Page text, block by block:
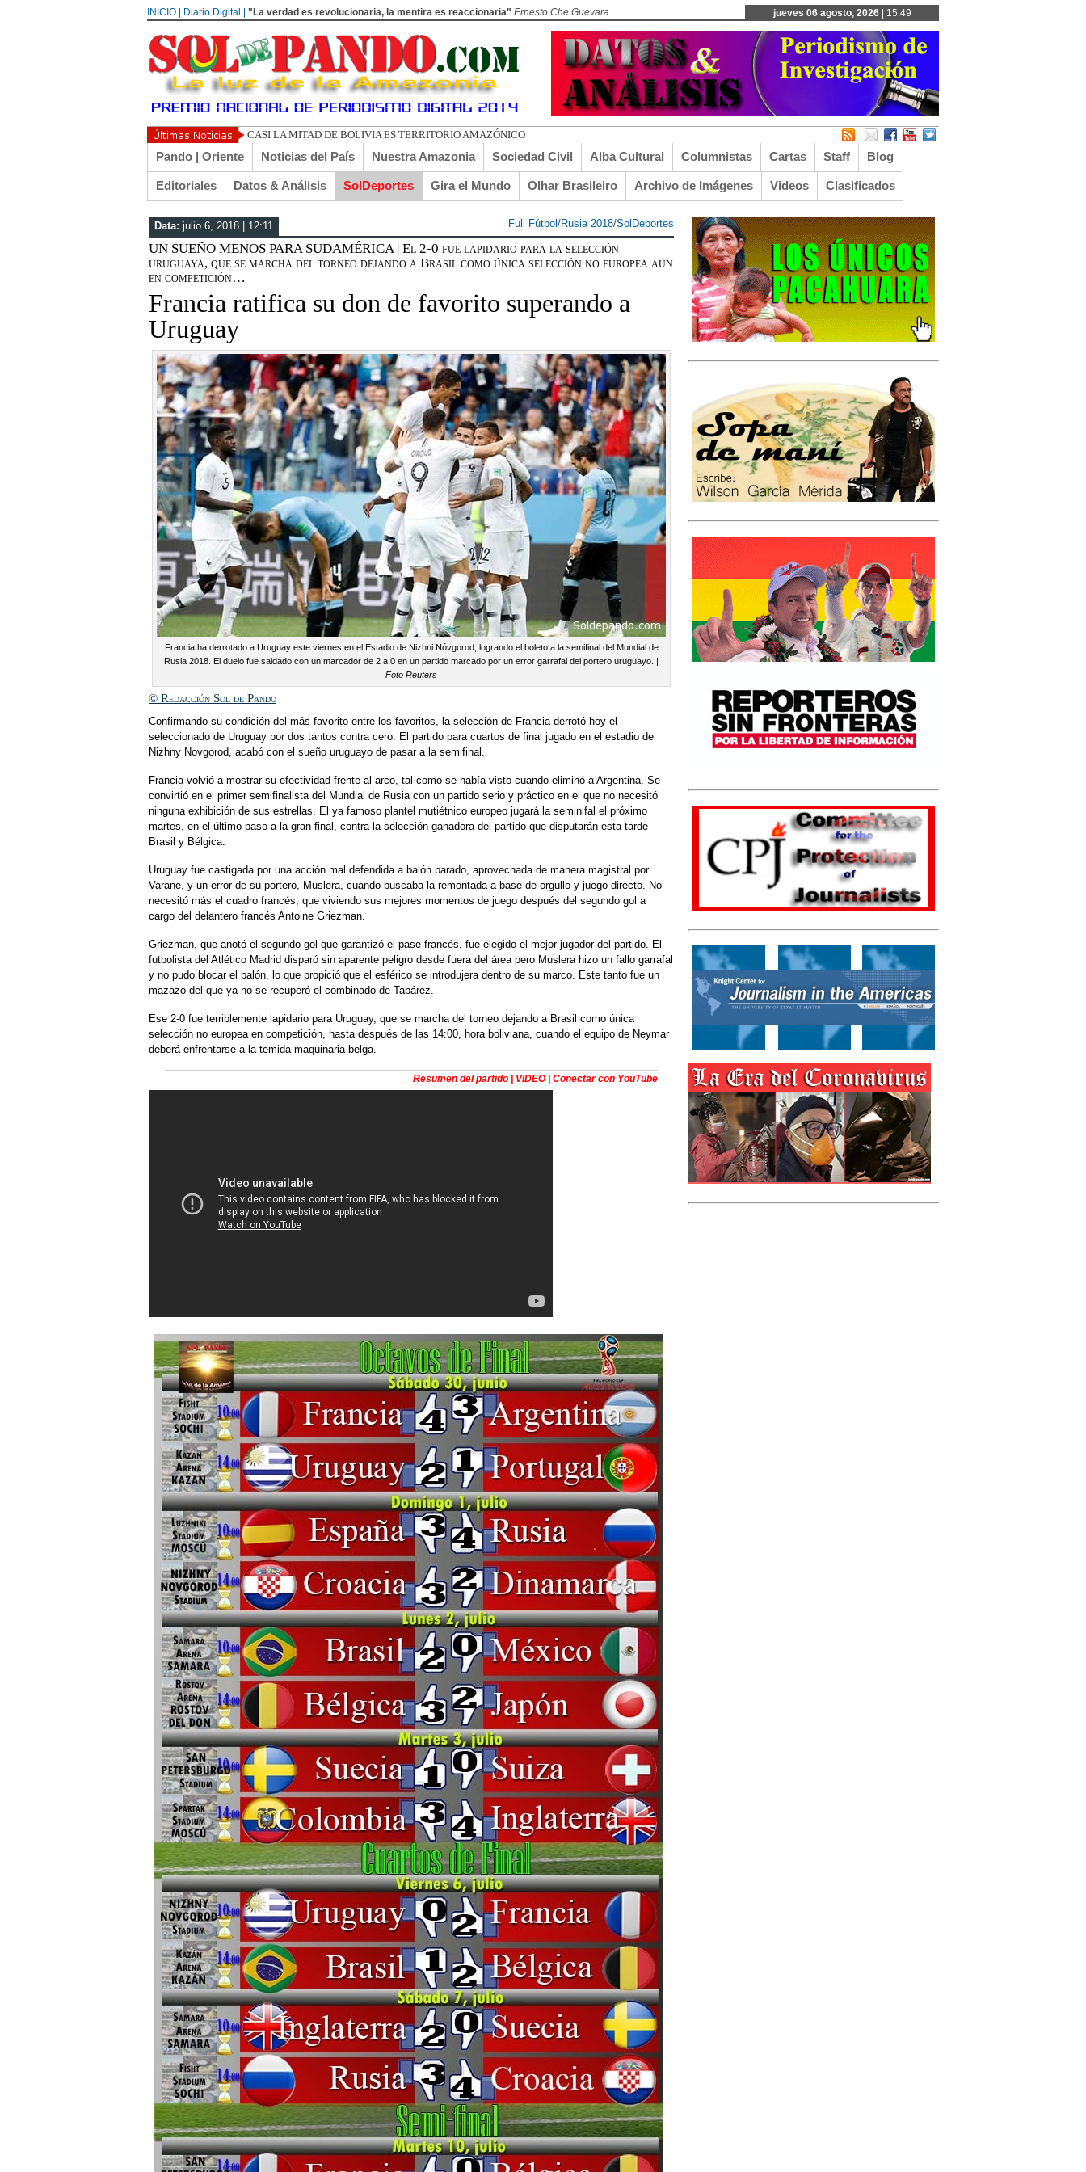
INICIO | Diario Digital | "La verdad es revolucionaria, la mentira es reaccionaria" Ernesto Che Guevara jueves 06 agosto, 2026| 15:49
UN LIBERTARIO LLAMADO EL TU
Pando | Oriente Noticias del País Nuestra Amazonia Sociedad Civil Alba Cultural Columnistas Cartas Staff Blog
Editoriales Datos & Análisis SolDeportes Gira el Mundo Olhar Brasileiro Archivo de Imágenes Videos Clasificados
Data: julio 6, 2018 | 12:11 Full Fútbol /Rusia 2018/SolDeportes
UN SUEÑO MENOS PARA SUDAMÉRICA | El 2-0 fue lapidario para la selección
uruguaya, que se marcha del torneo dejando a Brasil como única selección no europea aún
en competición…
Francia ratifica su don de favorito superando a
Uruguay
Francia ha derrotado a Uruguay este viernes en el Estadio de Nizhni Nóvgorod, logrando el boleto a la semifinal del Mundial de
Rusia 2018. El duelo fue saldado con un marcador de 2 a 0 en un partido marcado por un error garrafal del portero uruguayo. |
Foto Reuters
© Redacción Sol de Pando
Confirmando su condición del más favorito entre los favoritos, la selección de Francia derrotó hoy el
seleccionado de Uruguay por dos tantos contra cero. El partido para cuartos de final jugado en el estadio de
Nizhny Novgorod, acabó con el sueño uruguayo de pasar a la semifinal.
Francia volvió a mostrar su efectividad frente al arco, tal como se había visto cuando eliminó a Argentina. Se
convirtió en el primer semifinalista del Mundial de Rusia con un partido serio y práctico en el que no necesitó
ninguna exhibición de sus estrellas. El ya famoso plantel mutiétnico europeo jugará la seminifal el próximo
martes, en el último paso a la gran final, contra la selección ganadora del partido que disputarán esta tarde
Brasil y Bélgica.
Uruguay fue castigada por una acción mal defendida a balón parado, aprovechada de manera magistral por
Varane, y un error de su portero, Muslera, cuando buscaba la remontada a base de orgullo y juego directo. No
necesitó más el cuadro francés, que viviendo sus mejores momentos de juego después del segundo gol a
cargo del delantero francés Antoine Griezman.
Griezman, que anotó el segundo gol que garantizó el pase francés, fue elegido el mejor jugador del partido. El
futbolista del Atlético Madrid disparó sin aparente peligro desde fuera del área pero Muslera hizo un fallo garrafal
y no pudo blocar el balón, lo que propició que el esférico se introdujera dentro de su marco. Este tanto fue un
mazazo del que ya no se recuperó el combinado de Tabárez.
Ese 2-0 fue terriblemente lapidario para Uruguay, que se marcha del torneo dejando a Brasil como única
selección no europea en competición, hasta después de las 14:00, hora boliviana, cuando el equipo de Neymar
deberá enfrentarse a la temida maquinaria belga.
Resumen del partido | VIDEO | Conectar con YouTube